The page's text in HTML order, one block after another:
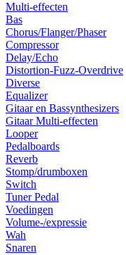
Multi-effecten
Bas
Chorus/Flanger/Phaser
Compressor
Delay/Echo
Distortion-Fuzz-Overdrive
Diverse
Equalizer
Gitaar en Bassynthesizers
Gitaar Multi-effecten
Looper
Pedalboards
Reverb
Stomp/drumboxen
Switch
Tuner Pedal
Voedingen
Volume-/expressie
Wah
Snaren